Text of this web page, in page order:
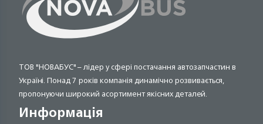
ТОВ "НОВАБУС" – лідер у сфері постачання автозапчастин в
Україні. Понад 7 років компанія динамічно розвивається,
пропонуючи широкий асортимент якісних деталей.
Информація